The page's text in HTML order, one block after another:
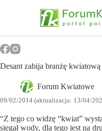
Desant zabija branżę kwiatową
Forum Kwiatowe
09/02/2014 (aktualizacja: 13/04/
“Z tego co widzę “kwiat”
sięgał wody, dla tego jest na